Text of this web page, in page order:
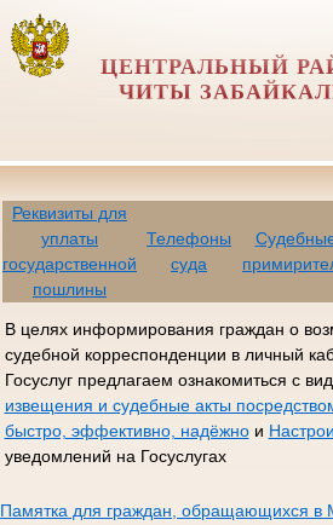
ЦЕНТРАЛЬНЫЙ
ЧИТЫ
Реквизиты для
уплаты
государственной
пошлины
Телефоны
суда
В целях информирования граждан о
судебной корреспонденции в личный
Госуслуг предлагаем ознакомиться с
извещения и судебные акты
быстро, эффективно, надёжнои
уведомлений на Госуслугах
Памятка для граждан, обращающихся в